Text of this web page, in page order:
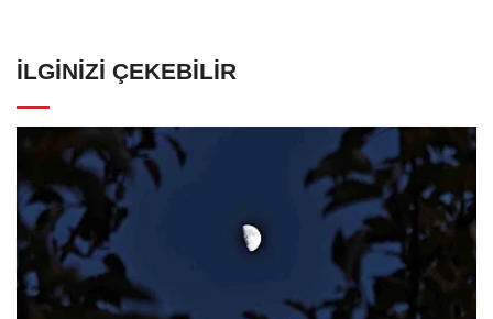
İLGINIZI ÇEKEBILIR